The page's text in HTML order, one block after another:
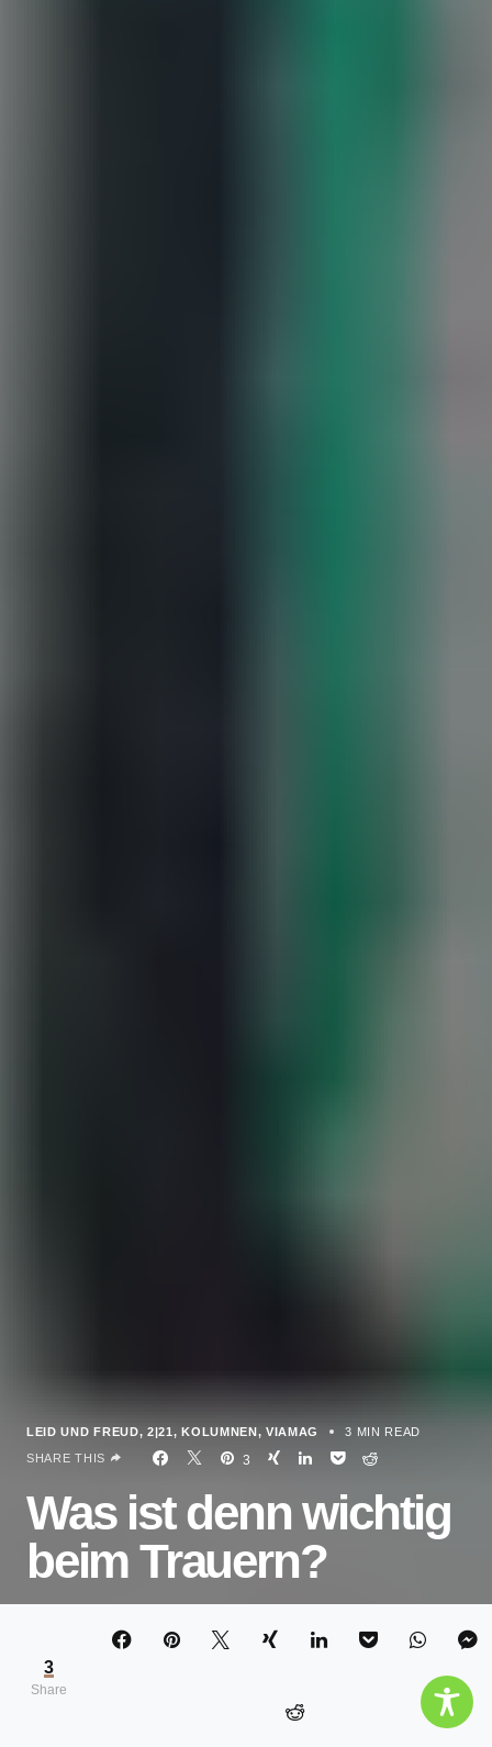
LEID UND FREUD 2|21 KOLUMNEN VIAMAG 3 MIN READ
3
SHARE THIS
Was ist denn wichtig
beim Trauern?
ALEXANDRA KOSSOWSKI
3
Share